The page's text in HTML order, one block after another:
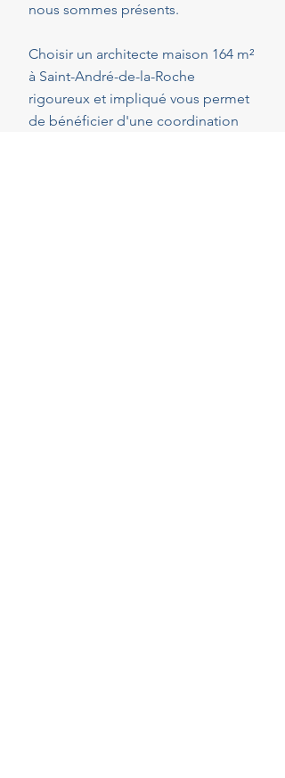
nous sommes présents.
Choisir un architecte maison 164 m²
à Saint-André-de-la-Roche
rigoureux et impliqué vous permet
de bénéficier d'une coordination